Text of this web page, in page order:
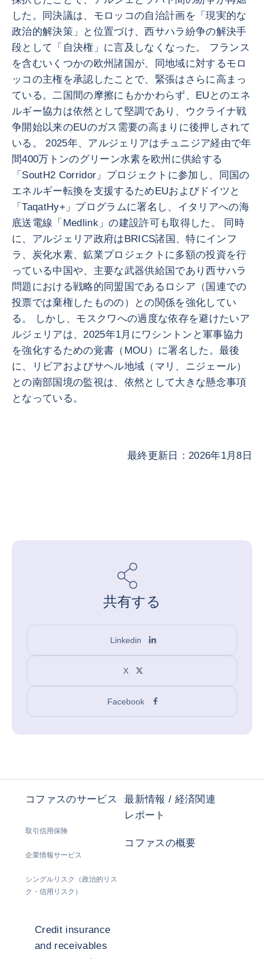
した。同決議は、モロッコの自治計画を「現実的な
政治的解決策」と位置づけ、西サハラ紛争の解決手
段として「自決権」に言及しなくなった。 フランス
を含むいくつかの欧州諸国が、同地域に対するモロ
ッコの主権を承認したことで、緊張はさらに高まっ
ている。二国間の摩擦にもかかわらず、EUとのエネ
ルギー協力は依然として堅調であり、ウクライナ戦
争開始以来のEUのガス需要の高まりに後押しされて
いる。 2025年、アルジェリアはチュニジア経由で年
間400万トンのグリーン水素を欧州に供給する
「SoutH2 Corridor」プロジェクトに参加し、同国の
エネルギー転換を支援するためEUおよびドイツと
「TaqatHy+」プログラムに署名し、イタリアへの海
底送電線「Medlink」の建設許可も取得した。 同時
に、アルジェリア政府はBRICS諸国、特にインフ
ラ、炭化水素、鉱業プロジェクトに多額の投資を行
っている中国や、主要な武器供給国であり西サハラ
問題における戦略的同盟国であるロシア（国連での
投票では棄権したものの）との関係を強化してい
る。 しかし、モスクワへの過度な依存を避けたいア
ルジェリアは、2025年1月にワシントンと軍事協力
を強化するための覚書（MOU）に署名した。最後
に、リビアおよびサヘル地域（マリ、ニジェール）
との南部国境の監視は、依然として大きな懸念事項
となっている。
最終更新日：2026年1月8日
共有する
Linkedin
X
Facebook
コファスのサービス
取引信用保険
企業情報サービス
シングルリスク（政治的リス
ク・信用リスク）
最新情報 / 経済関連
レポート
コファスの概要
Credit insurance
and receivables